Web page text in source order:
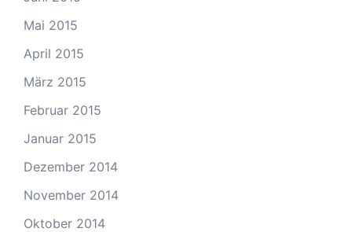
Mai 2015
April 2015
März 2015
Februar 2015
Januar 2015
Dezember 2014
November 2014
Oktober 2014